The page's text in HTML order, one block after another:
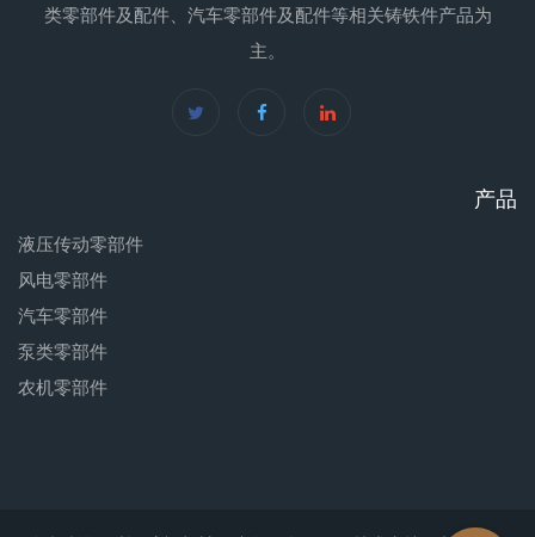
类零部件及配件、汽车零部件及配件等相关铸铁件产品为
主。
产品
液压传动零部件
风电零部件
汽车零部件
泵类零部件
农机零部件